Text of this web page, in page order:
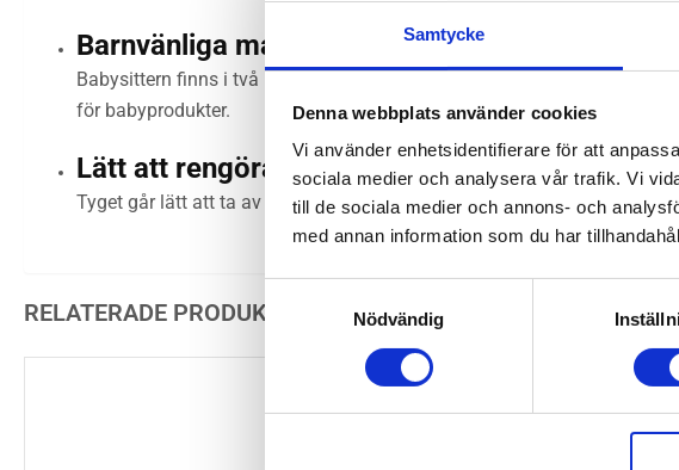
Samtycke
Denna webbplats använder cookies
Vi använder enhetsidentifierare för att
sociala medier och analysera vår trafik. Vi
till de sociala medier och annons- och
med annan information som du har
Nödvändig
Barnvänliga material
Babysittern finns i två mjuka material: skön, kviltad bomull och luftig,
för babyprodukter.
Lätt att rengöra
Tyget går lätt att ta av och tvätta i maskin när det behövs (40 °C)
RELATERADE PRODUKTER